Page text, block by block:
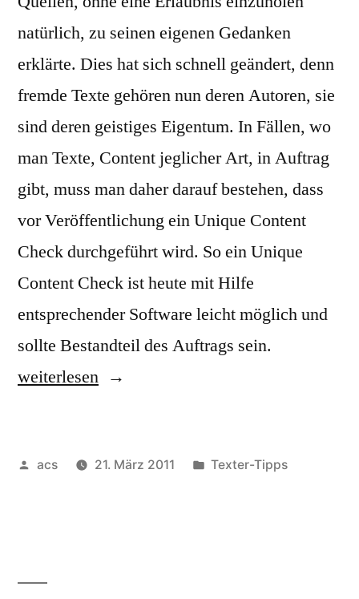
natürlich, zu seinen eigenen Gedanken
erklärte. Dies hat sich schnell geändert, denn
fremde Texte gehören nun deren Autoren, sie
sind deren geistiges Eigentum. In Fällen, wo
man Texte, Content jeglicher Art, in Auftrag
gibt, muss man daher darauf bestehen, dass
vor Veröffentlichung ein Unique Content
Check durchgeführt wird. So ein Unique
Content Check ist heute mit Hilfe
entsprechender Software leicht möglich und
sollte Bestandteil des Auftrags sein.
weiterlesen
Veröffentlicht
acs 21. März 2011
Veröffentlicht
Texter-Tipps